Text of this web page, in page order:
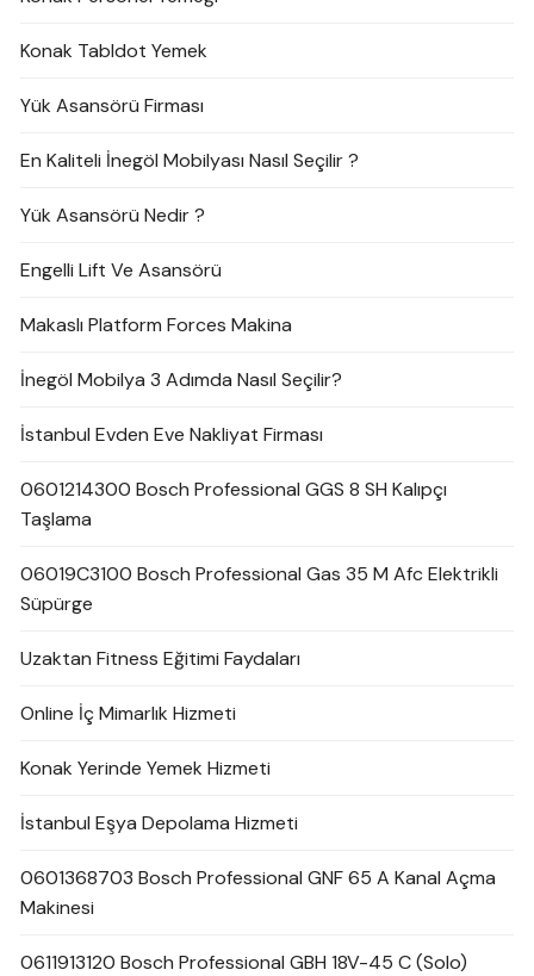
Konak Tabldot Yemek
Yük Asansörü Firması
En Kaliteli İnegöl Mobilyası Nasıl Seçilir ?
Yük Asansörü Nedir ?
Engelli Lift Ve Asansörü
Makaslı Platform Forces Makina
İnegöl Mobilya 3 Adımda Nasıl Seçilir?
İstanbul Evden Eve Nakliyat Firması
0601214300 Bosch Professional GGS 8 SH Kalıpçı
Taşlama
06019C3100 Bosch Professional Gas 35 M Afc Elektrikli
Süpürge
Uzaktan Fitness Eğitimi Faydaları
Online İç Mimarlık Hizmeti
Konak Yerinde Yemek Hizmeti
İstanbul Eşya Depolama Hizmeti
0601368703 Bosch Professional GNF 65 A Kanal Açma
Makinesi
0611913120 Bosch Professional GBH 18V-45 C (Solo)